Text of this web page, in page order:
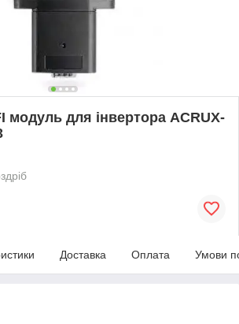
модуль для інвертора ACRUX-
Доставка Оплата Умови